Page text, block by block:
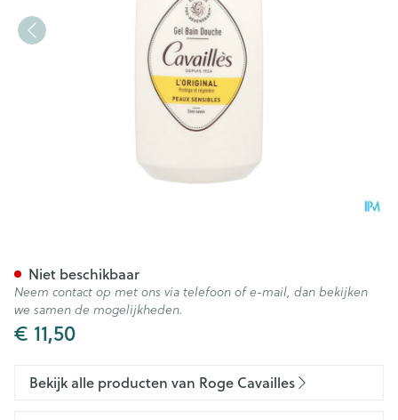
€ 11,50
Niet beschikbaar
Neem contact op met ons via telefoon of e-mail, dan bekijken
we samen de mogelijkheden.
Bekijk alle producten van Roge Cavailles